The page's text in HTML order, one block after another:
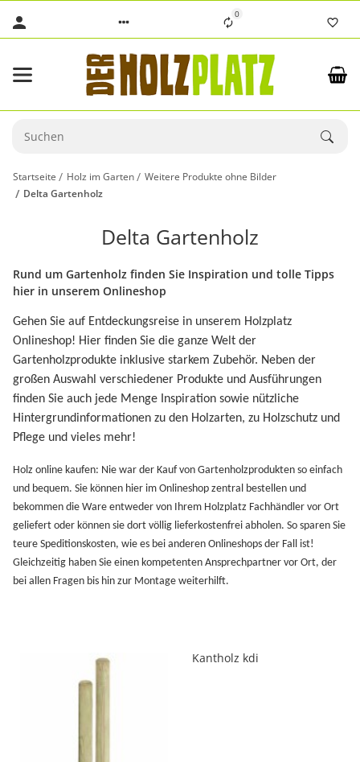
0
Startseite Holz im Garten
Weitere Produkte ohne Bilder
Delta Gartenholz
Delta Gartenholz
Rund um Gartenholz finden Sie Inspiration und tolle Tipps
hier in unserem Onlineshop
Gehen Sie auf Entdeckungsreise in unserem Holzplatz
Onlineshop! Hier finden Sie die ganze Welt der
Gartenholzprodukte inklusive starkem Zubehör. Neben der
großen Auswahl verschiedener Produkte und Ausführungen
finden Sie auch jede Menge Inspiration sowie nützliche
Hintergrundinformationen zu den Holzarten, zu Holzschutz und
Pflege und vieles mehr!
Holz online kaufen: Nie war der Kauf von Gartenholzprodukten so einfach
und bequem. Sie können hier im Onlineshop zentral bestellen und
bekommen die Ware entweder von Ihrem Holzplatz Fachhändler vor Ort
geliefert oder können sie dort völlig lieferkostenfrei abholen. So sparen Sie
teure Speditionskosten, wie es bei anderen Onlineshops der Fall ist!
Gleichzeitig haben Sie einen kompetenten Ansprechpartner vor Ort, der
bei allen Fragen bis hin zur Montage weiterhilft.
Kantholz kdi